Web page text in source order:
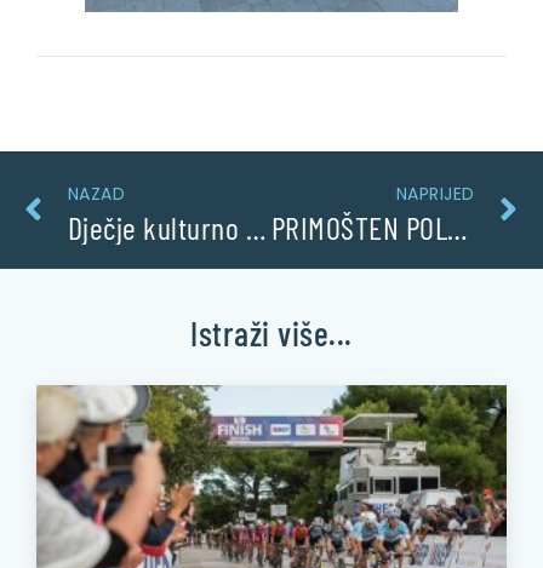
NAZAD
Dječje kulturno ljeto u Primoštenu
NAPRIJED
PRIMOŠTEN POLUGODIŠNJA STATISTIKA
Istraži više...